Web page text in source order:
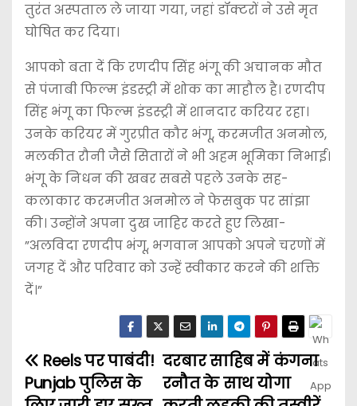
तुरंत अस्पताल ले जाया गया, जहां डॉक्टरों ने उसे मृत
घोषित कर दिया।
आपको बता दें कि रणदीप सिंह भंगू की अचानक मौत
से पंजाबी फिल्म इंडस्ट्री में शोक का माहौल है। रणदीप
सिंह भंगू का फिल्म इंडस्ट्री में शानदार करियर रहा।
उनके करियर में गुरप्रीत कौर भंगू, करमजीत अनमोल,
मलकीत रौनी जैसे सितारों ने भी अहम भूमिका निभाई।
भंगू के निधन की खबर सबसे पहले उनके सह-
कलाकार करमजीत अनमोल ने फेसबुक पर सांझा
की। उन्होंने अपना दुख जाहिर करते हुए लिखा-
”अलविदा रणदीप भंगू, भगवान आपको अपने चरणों में
जगह दें और परिवार को उन्हें स्वीकार करने की शक्ति
दें।”
दरबार साहिब में कंगना
रनौत के साथ योगा
Reels पर पाबंदी!
Punjab पुलिस के